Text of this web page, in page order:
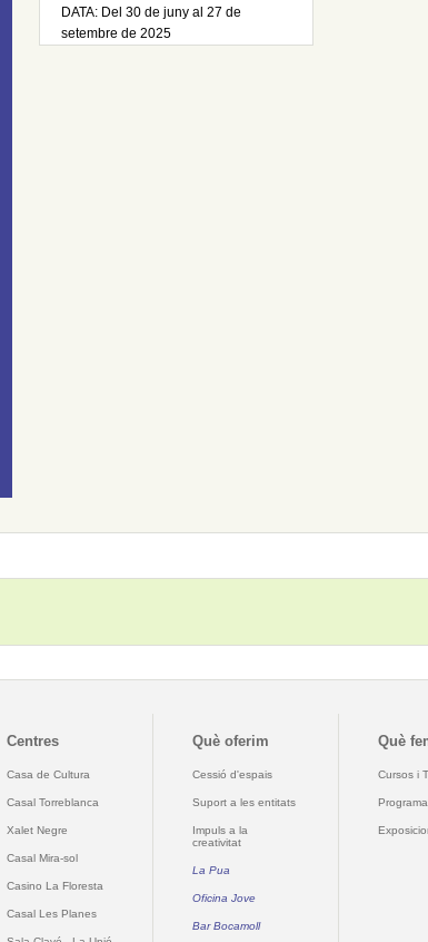
DATA: Del 30 de juny al 27 de
setembre de 2025
Centres
Casa de Cultura
Casal Torreblanca
Xalet Negre
Casal Mira-sol
Casino La Floresta
Casal Les Planes
Què oferim
Cessió d'espais
Suport a les entitats
Impuls a la
creativitat
La Pua
Oficina Jove
Bar Bocamoll
Què
Cursos i